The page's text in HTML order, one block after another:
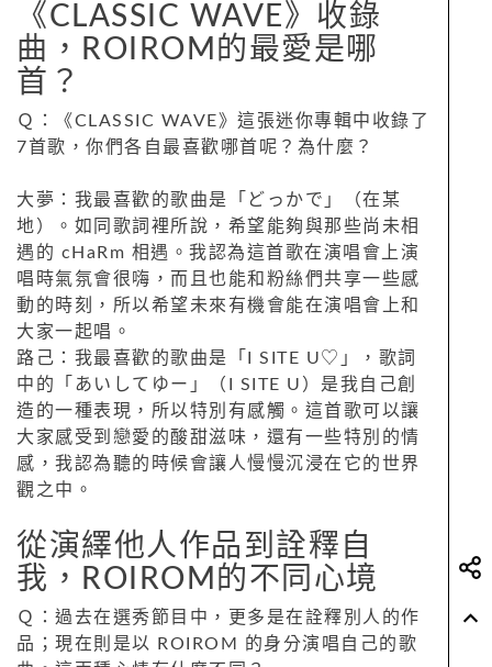
《CLASSIC WAVE》收錄
曲，ROIROM的最愛是哪
首？
Ｑ：《CLASSIC WAVE》這張迷你專輯中收錄了
7首歌，你們各自最喜歡哪首呢？為什麼？
大夢：我最喜歡的歌曲是「どっかで」（在某
地）。如同歌詞裡所說，希望能夠與那些尚未相
遇的 cHaRm 相遇。我認為這首歌在演唱會上演
唱時氣氛會很嗨，而且也能和粉絲們共享一些感
動的時刻，所以希望未來有機會能在演唱會上和
大家一起唱。
路己：我最喜歡的歌曲是「I SITE U♡」，歌詞
中的「あいしてゆー」（I SITE U）是我自己創
造的一種表現，所以特別有感觸。這首歌可以讓
大家感受到戀愛的酸甜滋味，還有一些特別的情
感，我認為聽的時候會讓人慢慢沉浸在它的世界
觀之中。
從演繹他人作品到詮釋自
我，ROIROM的不同心境
Ｑ：過去在選秀節目中，更多是在詮釋別人的作
品；現在則是以 ROIROM 的身分演唱自己的歌